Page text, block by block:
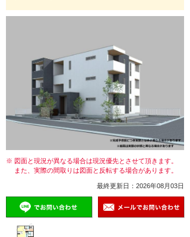
※ 図面と現況が異なる場合は現況優先とさせて頂きます。
また、実際の間取りは図面と反転する場合があります。
最終更新日：2026年08月03日